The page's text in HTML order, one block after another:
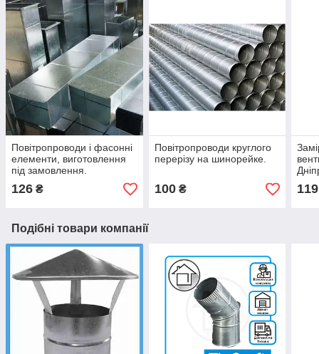
Повітропроводи і фасонні
елементи, виготовлення
під замовлення.
126 ₴
Повітропроводи круглого
перерізу на шинорейке.
100₴ 119
Подібні товари компанії